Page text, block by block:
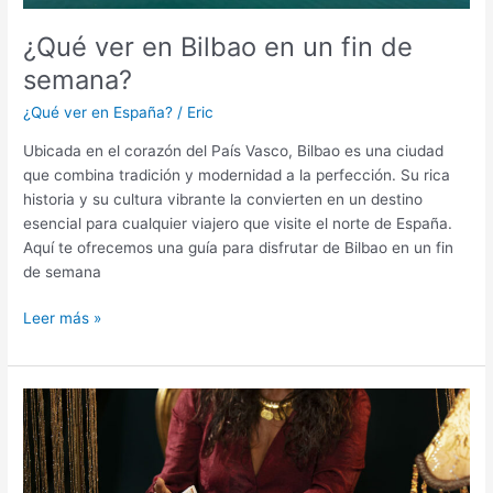
¿Qué ver en Bilbao en un fin de
semana?
¿Qué ver en España? / Eric
Ubicada en el corazón del País Vasco, Bilbao es una ciudad
que combina tradición y modernidad a la perfección. Su rica
historia y su cultura vibrante la convierten en un destino
esencial para cualquier viajero que visite el norte de España.
Aquí te ofrecemos una guía para disfrutar de Bilbao en un fin
de semana
¿Qué
en
Bilbao
en
un
fin
de
Leer más »